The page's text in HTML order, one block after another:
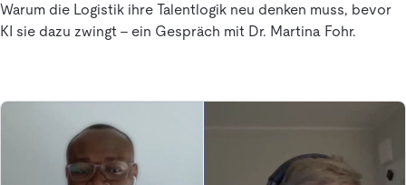
Warum die Logistik ihre Talentlogik neu denken muss, bevor
KI sie dazu zwingt - ein Gespräch mit Dr. Martina Fohr.